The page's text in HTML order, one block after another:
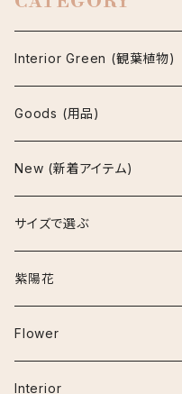
Interior Green (観葉植物)
アグラオネマ
ビューティー
マリア
アスプレニウム
パーバティ
アロカシア
ナイロビナイツ
アンスリウム
クラリネルビウム
ジズー（ジゾー）
エスキナンサス
マルメラータ
オーガスタ
Goods (用品)
鉢
陶器鉢
セメント鉢
インテリア雑貨
お手入れ用品
その他の用品
New (新着アイテム)
サイズで選ぶ
~30cm
30cm~50cm
50cm~80cm
紫陽花
アーリーピンク
アデュラ
Flower
ベゴニア
Interior